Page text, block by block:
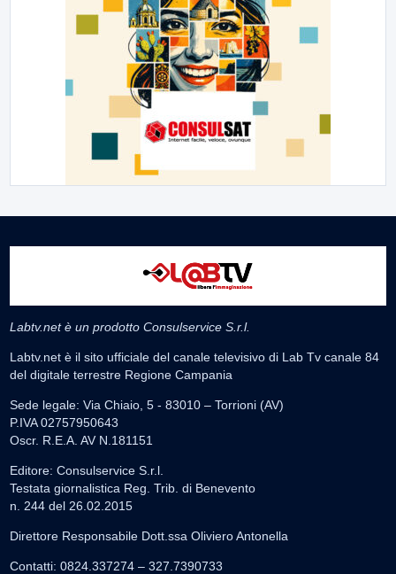
Labtv.net è un prodotto Consulservice S.r.l.
Labtv.net è il sito ufficiale del canale televisivo di Lab Tv canale 84
del digitale terrestre Regione Campania
Sede legale: Via Chiaio, 5 - 83010 – Torrioni (AV)
P.IVA 02757950643
Oscr. R.E.A. AV N.181151
Editore: Consulservice S.r.l.
Testata giornalistica Reg. Trib. di Benevento
n. 244 del 26.02.2015
Direttore Responsabile Dott.ssa Oliviero Antonella
Contatti: 0824.337274 – 327.7390733